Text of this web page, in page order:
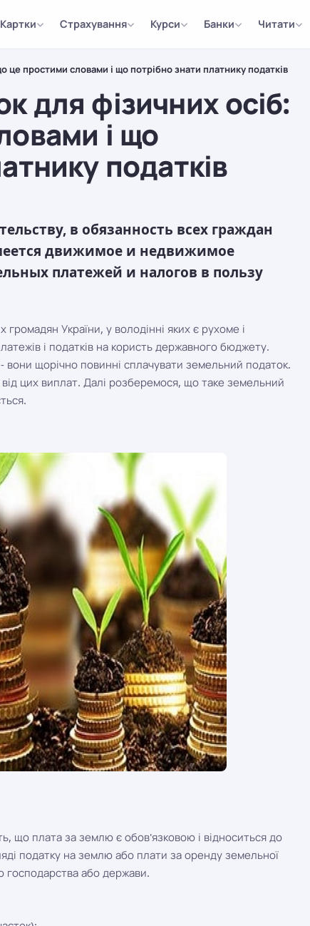
Картки Страхування Курси Банки Читати
це простими словами і що потрібно знати платнику податків
для фізичних осіб:
і що
податків
в обязанность всех граждан
движимое и недвижимое
платежей и налогов в пользу
України, у володінні яких є рухоме і
і податків на користь державного бюджету.
вони щорічно повинні сплачувати земельний податок.
цих виплат. Далі розберемося, що таке земельний
що плата за землю є обов'язковою і відноситься до
податку на землю або плати за оренду земельної
господарства або держави.